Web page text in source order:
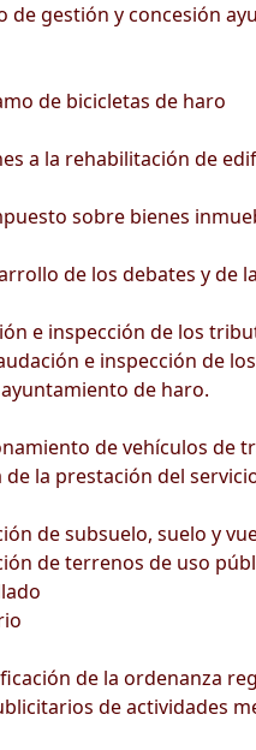
gestión y concesión
de bicicletas de haro
a la rehabilitación de
sobre bienes
de los debates y de
e inspección de los
e inspección de
de haro.
de vehículos
de la prestación del
de subsuelo, suelo y
de terrenos de uso
de la ordenanza
de actividades